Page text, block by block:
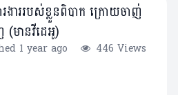
ាររបស់ខ្លួនពិបាក ក្រោយចាញ់
ានវីដេអូ)
1 year ago
446 Views